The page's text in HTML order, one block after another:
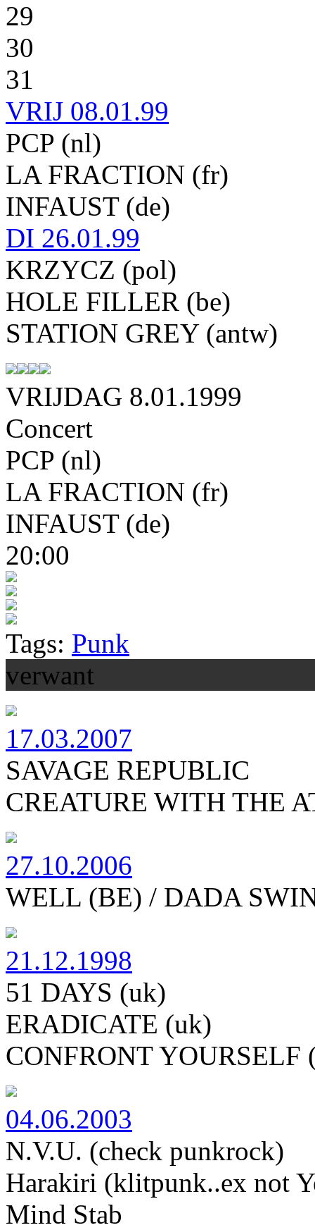
29
30
31
VRIJ 08.01.99
PCP (nl)
LA FRACTION (fr)
INFAUST (de)
DI 26.01.99
KRZYCZ (pol)
HOLE FILLER (be)
STATION GREY (antw)
VRIJDAG 8.01.1999
Concert
PCP (nl)
LA FRACTION (fr)
INFAUST (de)
20:00
Tags: Punk
verwant
17.03.2007
SAVAGE REPUBLIC
CREATURE WITH THE
27.10.2006
WELL (BE) / DADA
21.12.1998
51 DAYS (uk)
ERADICATE (uk)
CONFRONT YOURSELF
04.06.2003
N.V.U. (check punkrock)
Harakiri (klitpunk..ex not
Mind Stab